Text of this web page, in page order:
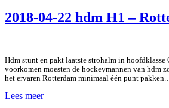
H1
[4-
2018-04-22 hdm H1 –
Hdm stunt en pakt laatste strohalm in hoofdklasse
voorkomen moesten de hockeymannen van hdm
het ervaren Rotterdam minimaal één punt
Lees meer2018-